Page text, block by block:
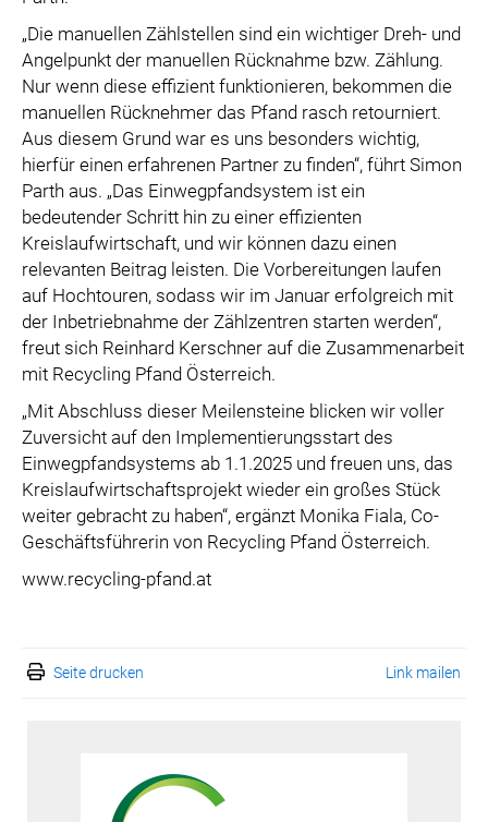
„Die manuellen Zählstellen sind ein wichtiger Dreh- und
Angelpunkt der manuellen Rücknahme bzw. Zählung.
Nur wenn diese effizient funktionieren, bekommen die
manuellen Rücknehmer das Pfand rasch retourniert.
Aus diesem Grund war es uns besonders wichtig,
hierfür einen erfahrenen Partner zu finden“, führt Simon
Parth aus. „Das Einwegpfandsystem ist ein
bedeutender Schritt hin zu einer effizienten
Kreislaufwirtschaft, und wir können dazu einen
relevanten Beitrag leisten. Die Vorbereitungen laufen
auf Hochtouren, sodass wir im Januar erfolgreich mit
der Inbetriebnahme der Zählzentren starten werden“,
freut sich Reinhard Kerschner auf die Zusammenarbeit
mit Recycling Pfand Österreich.
„Mit Abschluss dieser Meilensteine blicken wir voller
Zuversicht auf den Implementierungsstart des
Einwegpfandsystems ab 1.1.2025 und freuen uns, das
Kreislaufwirtschaftsprojekt wieder ein großes Stück
weiter gebracht zu haben“, ergänzt Monika Fiala, Co-
Geschäftsführerin von Recycling Pfand Österreich.
www.recycling-pfand.at
Seite drucken Link mailen